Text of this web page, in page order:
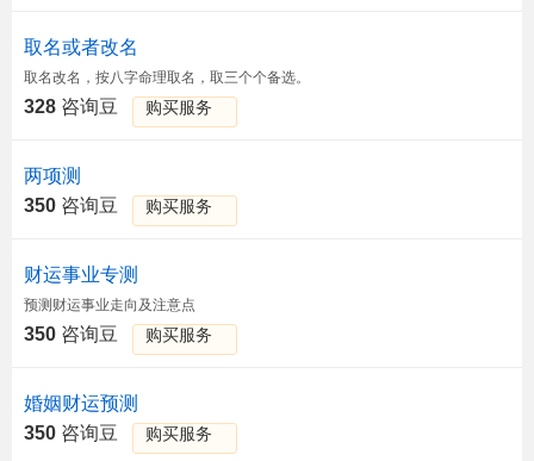
取名或者改名
取名改名，按八字命理取名，取三个个备选。
328 咨询豆 购买服务
两项测
350 咨询豆 购买服务
财运事业专测
预测财运事业走向及注意点
350 咨询豆 购买服务
婚姻财运预测
350 咨询豆 购买服务